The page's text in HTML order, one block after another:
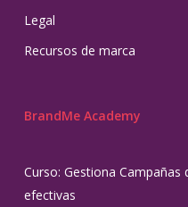
Legal
Recursos de marca
BrandMe Academy
Curso: Gestiona
efectivas